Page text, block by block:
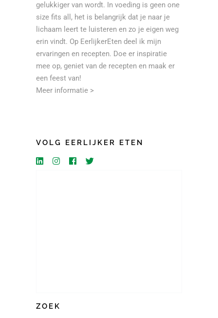
gelukkiger van wordt. In voeding is geen one
size fits all, het is belangrijk dat je naar je
lichaam leert te luisteren en zo je eigen weg
erin vindt. Op EerlijkerEten deel ik mijn
ervaringen en recepten. Doe er inspiratie
mee op, geniet van de recepten en maak er
een feest van!
Meer informatie >
VOLG EERLIJKER ETEN
ZOEK